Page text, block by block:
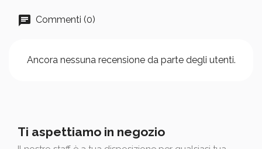
Commenti (0)
Ancora nessuna recensione da parte degli utenti.
Ti aspettiamo in negozio